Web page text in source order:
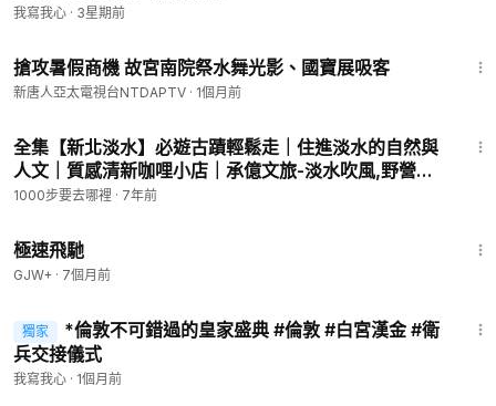
我寫我心 · 3星期前
搶攻暑假商機 故宮南院祭水舞光影、國寶展吸客
新唐人亞太電視台NTDAPTV · 1個月前
全集【新北淡水】必遊古蹟輕鬆走｜住進淡水的自然與
人文｜質感清新咖哩小店｜承億文旅-淡水吹風,野營咖
哩,淡水紅毛城,小白宮,真理大學│New Taipei
1000步要去哪裡 · 7年前
極速飛馳
GJW+ · 7個月前
獨家
*倫敦不可錯過的皇家盛典 #倫敦 #白宮漢金 #衛
兵交接儀式
我寫我心 · 1個月前